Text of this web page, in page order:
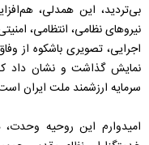
بی‌تردید، این همدلی،
نیروهای نظامی، انتظامی،
اجرایی، تصویری باشکوه از
نمایش گذاشت و نشان داد
سرمایه ارزشمند ملت ایران
امیدوارم این روحیه